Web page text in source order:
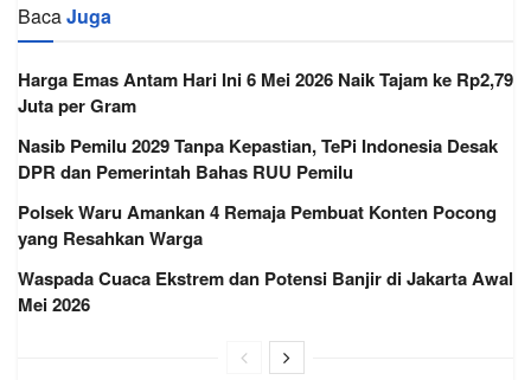
BacaJuga
Harga Emas Antam Hari Ini 6 Mei 2026 Naik Tajam ke Rp2,79
Juta per Gram
Nasib Pemilu 2029 Tanpa Kepastian, TePi Indonesia Desak
DPR dan Pemerintah Bahas RUU Pemilu
Polsek Waru Amankan 4 Remaja Pembuat Konten Pocong
yang Resahkan Warga
Waspada Cuaca Ekstrem dan Potensi Banjir di Jakarta Awal
Mei 2026